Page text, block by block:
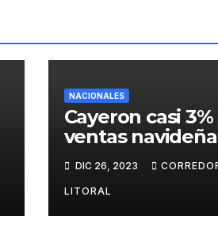
NACIONALES
Cayeron casi 3%
ventas
cuál fue el rubro
más afectado
DIC 26, 2023
LITORAL